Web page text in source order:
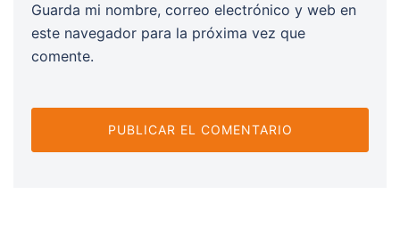
Guarda mi nombre, correo electrónico y web en
este navegador para la próxima vez que
comente.